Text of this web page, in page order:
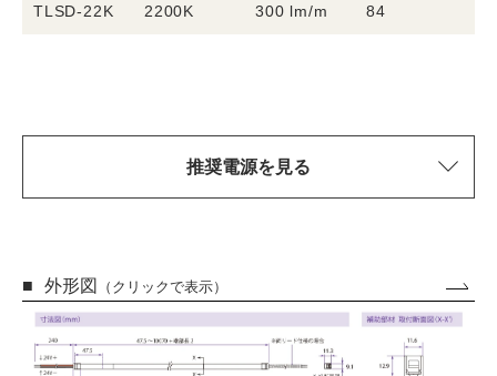
TLSD-22K 2200K 300 lm/m 84
推奨電源を見る
外形図 （クリックで表示）